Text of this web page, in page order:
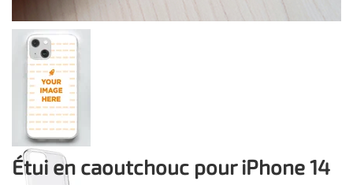
Étui en caoutchouc pour iPhone 14